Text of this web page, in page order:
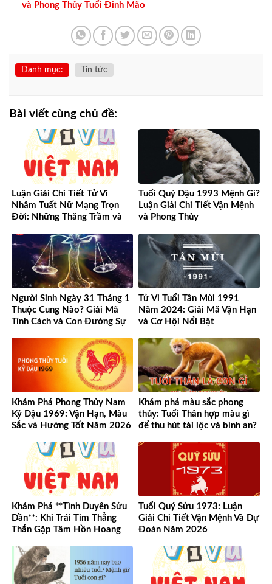
và Phong Thủy Tuổi Đinh Mão
Danh mục: Tin tức
Bài viết cùng chủ đề:
Luận Giải Chi Tiết Tử Vi
Nhâm Tuất Nữ Mạng Trọn
Đời: Những Thăng Trầm và
Tuổi Quý Dậu 1993 Mệnh Gì?
Luận Giải Chi Tiết Vận Mệnh
và Phong Thủy
Người Sinh Ngày 31 Tháng 1
Thuộc Cung Nào? Giải Mã
Tính Cách và Con Đường Sự
Tử Vi Tuổi Tân Mùi 1991
Năm 2024: Giải Mã Vận Hạn
và Cơ Hội Nổi Bật
Khám Phá Phong Thủy Nam
Kỷ Dậu 1969: Vận Hạn, Màu
Sắc và Hướng Tốt Năm 2026
Khám phá màu sắc phong
thủy: Tuổi Thân hợp màu gì
để thu hút tài lộc và bình an?
Khám Phá **Tình Duyên Sửu
Dần**: Khi Trái Tim Thẳng
Thắn Gặp Tâm Hồn Hoang
Tuổi Quý Sửu 1973: Luận
Giải Chi Tiết Vận Mệnh Và Dự
Đoán Năm 2026